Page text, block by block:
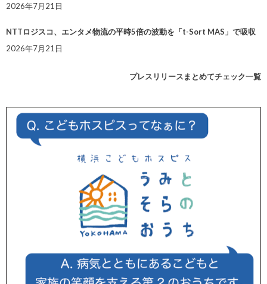
2026年7月21日
NTTロジスコ、エンタメ物流の平時5倍の波動を「t-Sort MAS」で吸収
2026年7月21日
プレスリリースまとめてチェック一覧